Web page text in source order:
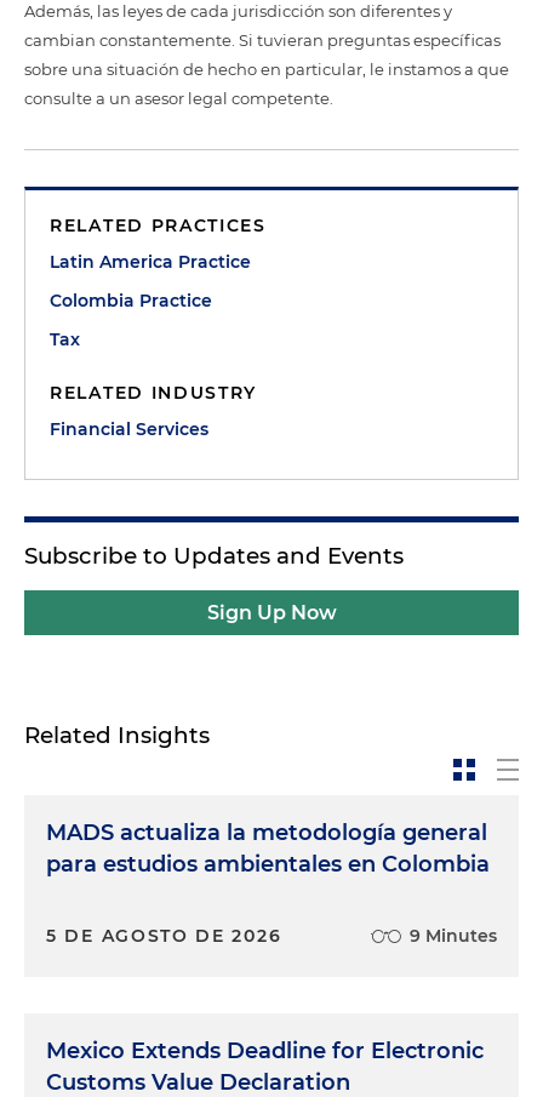
Además, las leyes de cada jurisdicción son diferentes y
cambian constantemente. Si tuvieran preguntas específicas
sobre una situación de hecho en particular, le instamos a que
consulte a un asesor legal competente.
RELATED PRACTICES
Latin America Practice
Colombia Practice
Tax
RELATED INDUSTRY
Financial Services
Subscribe to Updates and Events
Sign Up Now
Related Insights
MADS actualiza la metodología general
para estudios ambientales en Colombia
5 DE AGOSTO DE 2026 9 Minutes
Mexico Extends Deadline for Electronic
Customs Value Declaration